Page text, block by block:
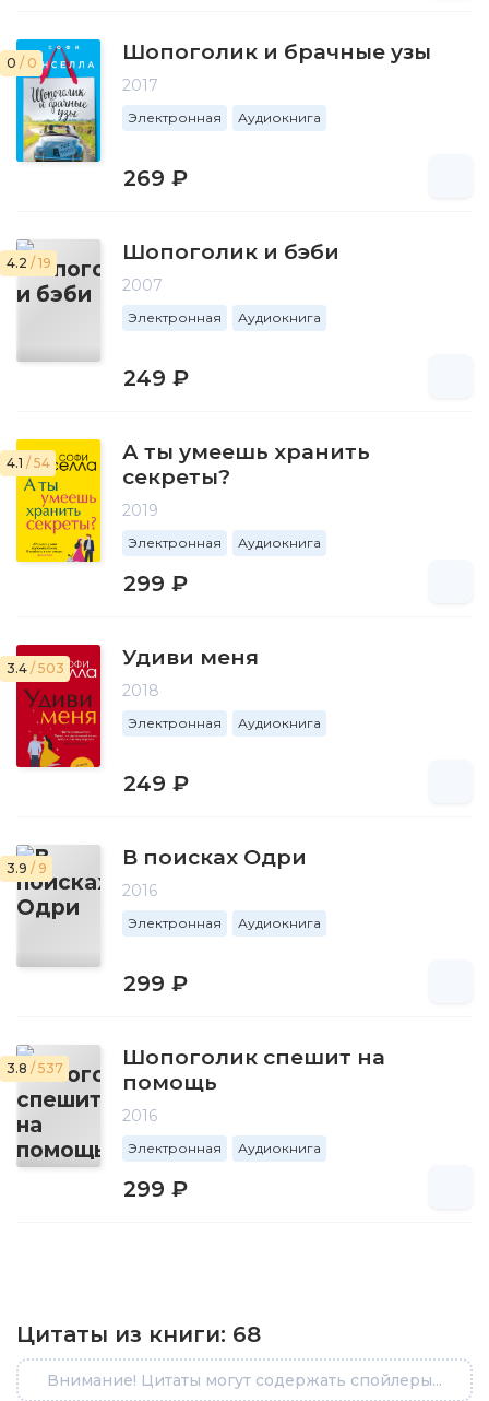
0 / 0 Шопоголик и брачные узы
2017
Электронная Аудиокнига
269 ₽
4.2 / 19 Шопоголик и бэби
2007
Электронная Аудиокнига
249 ₽
4.1 / 54
А ты умеешь хранить
секреты?
2019
Электронная Аудиокнига
299 ₽
3.4 / 503 Удиви меня
2018
Электронная Аудиокнига
249 ₽
3.9 / 9 В поисках Одри
2016
Электронная Аудиокнига
299 ₽
3.8 / 537
Шопоголик спешит на
помощь
2016
Электронная Аудиокнига
299 ₽
Цитаты из книги: 68
Внимание! Цитаты могут содержать спойлеры...